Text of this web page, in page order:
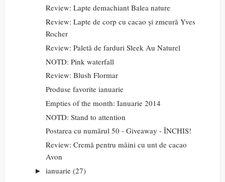
Review: Lapte demachiant Balea nature
Review: Lapte de corp cu cacao și zmeură Yves
Rocher
Review: Paletă de farduri Sleek Au Naturel
NOTD: Pink waterfall
Review: Blush Flormar
Produse favorite ianuarie
Empties of the month: Ianuarie 2014
NOTD: Stand to attention
Postarea cu numărul 50 - Giveaway - ÎNCHIS!
Review: Cremă pentru mâini cu unt de cacao
Avon
► ianuarie (27)